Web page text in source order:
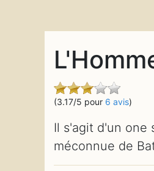
(3.17/5 pour 6 avis)
Il s'agit d'un
méconnue de